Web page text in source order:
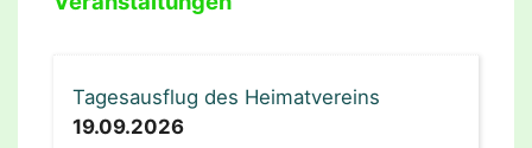
Tagesausflug des Heimatvereins
19.09.2026